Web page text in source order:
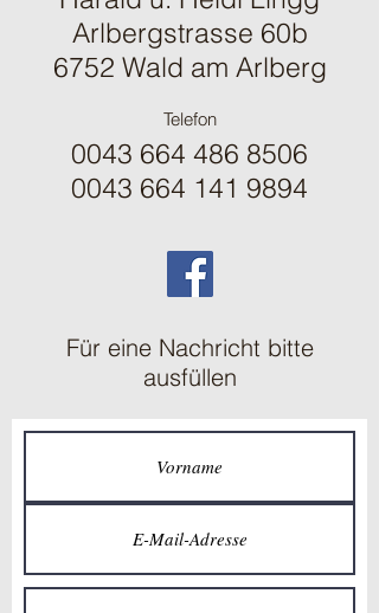
Arlbergstrasse 60b
6752 Wald am Arlberg
Telefon
0043 664 486 8506
0043 664 141 9894
Für eine Nachricht bitte
ausfüllen